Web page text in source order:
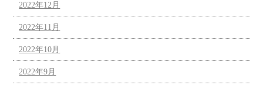
2022年12月
2022年11月
2022年10月
2022年9月